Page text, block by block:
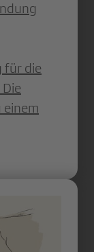
für die
einem